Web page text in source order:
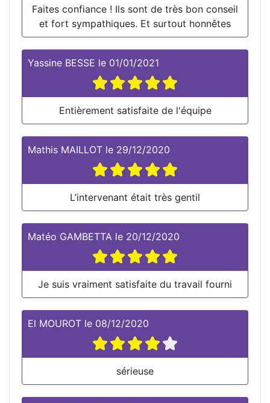
Faites confiance ! Ils sont de très bon conseil
et fort sympathiques. Et surtout honnêtes
Yassine BESSE le 01/01/2021
Entièrement satisfaite de l'équipe
Mathis MAILLOT le 29/12/2020
L’intervenant était très gentil
Matéo GAMBETTA le 20/12/2020
Je suis vraiment satisfaite du travail fourni
El MOUROT le 08/12/2020
sérieuse